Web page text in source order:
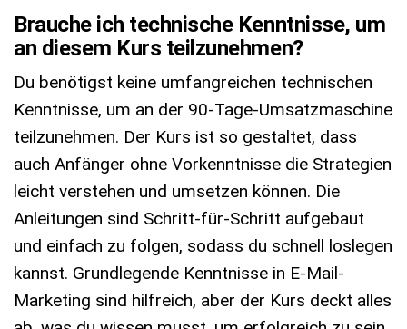
Brauche ich technische Kenntnisse, um
an diesem Kurs teilzunehmen?
Du benötigst keine umfangreichen technischen
Kenntnisse, um an der 90-Tage-Umsatzmaschine
teilzunehmen. Der Kurs ist so gestaltet, dass
auch Anfänger ohne Vorkenntnisse die Strategien
leicht verstehen und umsetzen können. Die
Anleitungen sind Schritt-für-Schritt aufgebaut
und einfach zu folgen, sodass du schnell loslegen
kannst. Grundlegende Kenntnisse in E-Mail-
Marketing sind hilfreich, aber der Kurs deckt alles